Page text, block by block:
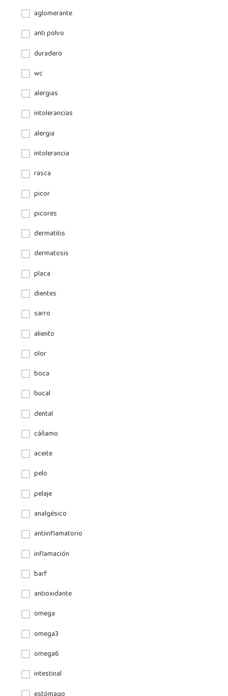
aglomerante
anti polvo
duradero
wc
alergias
intolerancias
alergia
intolerancia
rasca
picor
picores
dermatitis
dermatosis
placa
dientes
sarro
aliento
olor
boca
bucal
dental
cáñamo
aceite
pelo
pelaje
analgésico
antiinflamatorio
inflamación
barf
antioxidante
omega
omega3
omega6
intestinal